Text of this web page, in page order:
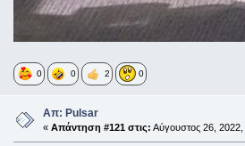
0 0 2 0
Απ: Pulsar
« Απάντηση #121 στις: Αύγουστος 26,